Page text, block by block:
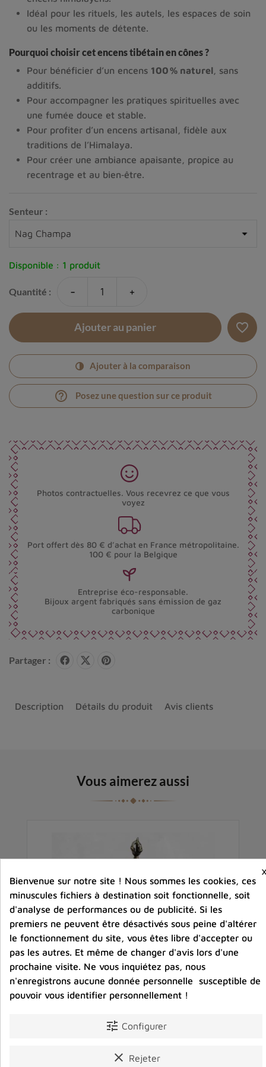
Idéal pour les rituels, les autels, les espaces de soin
ou les moments de détente.
Pourquoi choisir cet encens tibétain en cônes ?
Pour bénéficier d’un encens 100 % naturel , sans
additifs.
Pour accompagner les pratiques spirituelles avec
une fumée douce et stable.
Pour profiter d’un encens artisanal, fidèle aux
traditions de l’Himalaya.
Pour créer une ambiance apaisante, propice au
recentrage et au bien‑être.
Senteur :
Disponible : 1 produit
Quantité : - +
Ajouter au panier favorite_border
Ajouter à la comparaison
help_outline Posez une question sur ce produit
Photos contractuelles. Vous recevrez ce que vous
voyez
Port offert dès 80 € d’achat en France métropolitaine.
100 € pour la Belgique
Entreprise éco-responsable.
Bijoux argent fabriqués sans émission de gaz
carbonique
Partager :
Description Détails du produit Avis clients
Vous aimerez aussi
Encensoir tibétain bouddhiste Pagode en cuivre
38,00 €
Bienvenue sur notre site ! Nous sommes les cookies, ces
minuscules fichiers à destination soit fonctionnelle, soit
d'analyse de performances ou de publicité. Si les
premiers ne peuvent être désactivés sous peine d'altérer
le fonctionnement du site, vous êtes libre d'accepter ou
pas les autres. Et même de changer d'avis lors d'une
prochaine visite. Ne vous inquiétez pas, nous
n'enregistrons aucune donnée personnelle susceptible de
pouvoir vous identifier personnellement !
tune Configurer
clear Rejeter